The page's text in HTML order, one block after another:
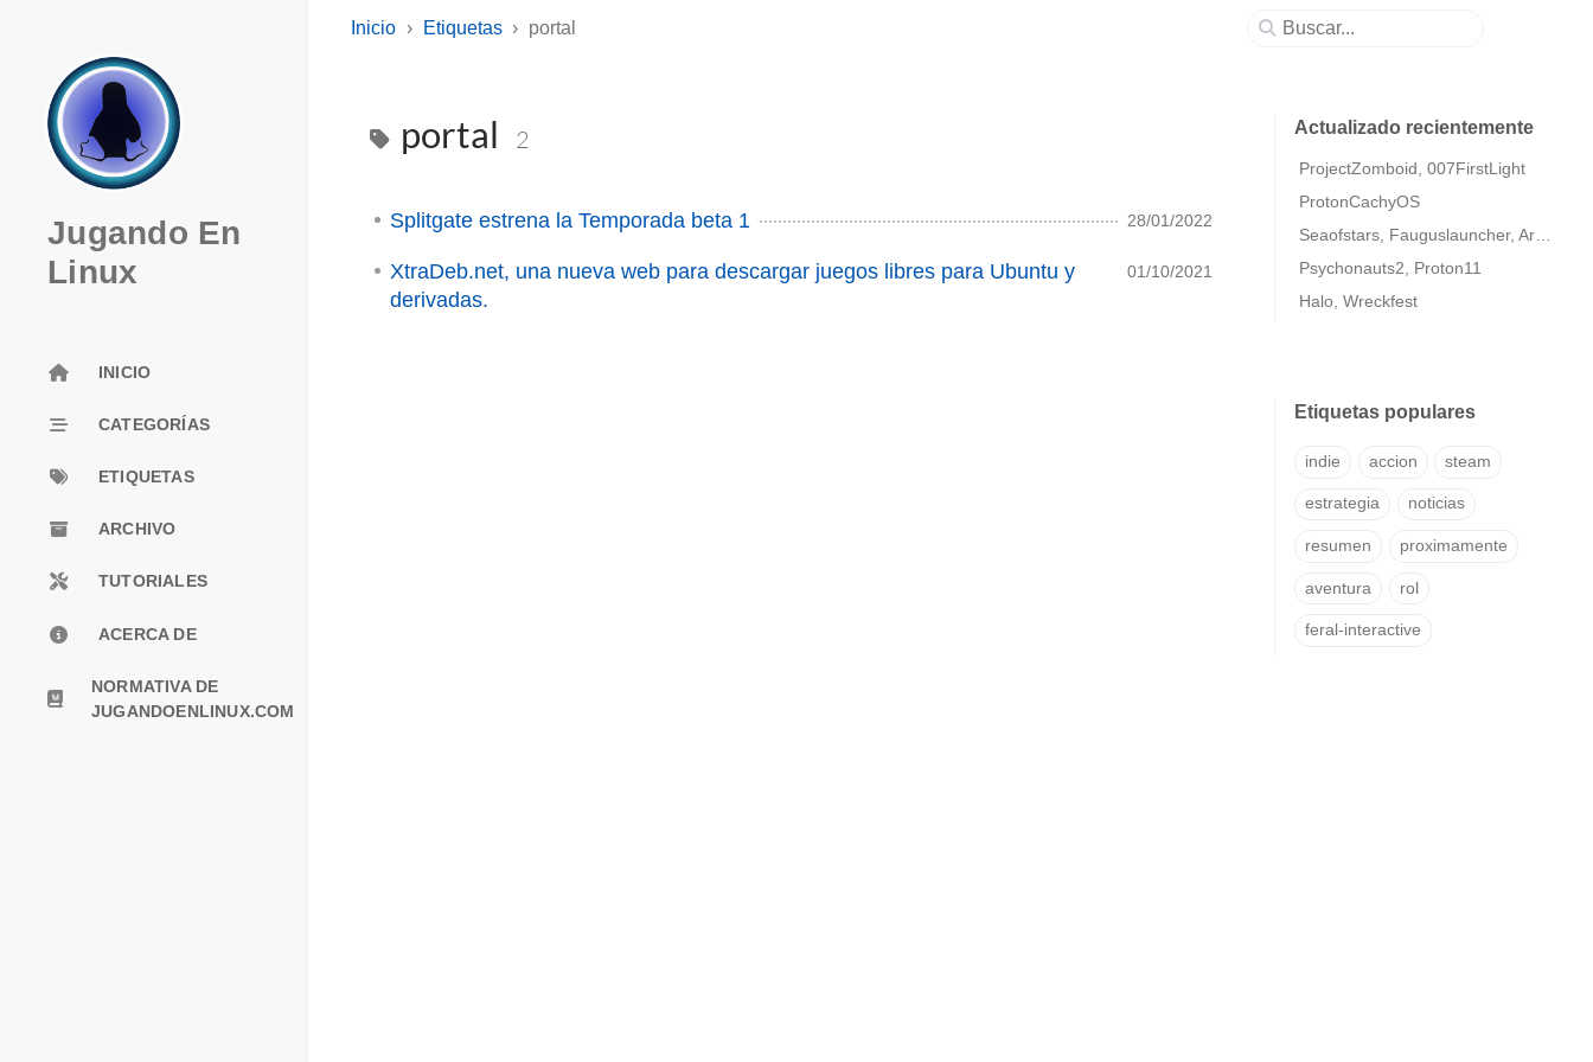
Jugando En
Linux
INICIO
CATEGORÍAS
ETIQUETAS
ARCHIVO
TUTORIALES
ACERCA DE
NORMATIVA DE
JUGANDOENLINUX.COM
Inicio Etiquetas portal
portal 2
Splitgate estrena la Temporada beta 1 28/01/2022
XtraDeb.net, una nueva web para descargar juegos libres para Ubuntu y
derivadas.
01/10/2021
Actualizado recientemente
ProjectZomboid, 007FirstLight
ProtonCachyOS
Psychonauts2, Proton11
Halo, Wreckfest
Etiquetas populares
indie accion steam
estrategia noticias
resumen proximamente
aventura rol
feral-interactive